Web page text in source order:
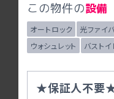
この物件の設備
オートロック 光ファイ
ウォシュレット
バストイ
★保証人不要